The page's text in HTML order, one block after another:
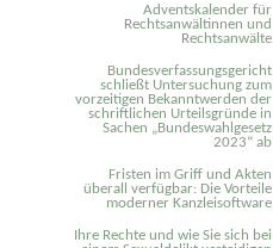
Adventskalender für
Rechtsanwältinnen und
Rechtsanwälte
Bundesverfassungsgericht
schließt Untersuchung zum
vorzeitigen Bekanntwerden der
schriftlichen Urteilsgründe in
Sachen „Bundeswahlgesetz
2023“ ab
Fristen im Griff und Akten
überall verfügbar: Die Vorteile
moderner Kanzleisoftware
Ihre Rechte und wie Sie sich bei